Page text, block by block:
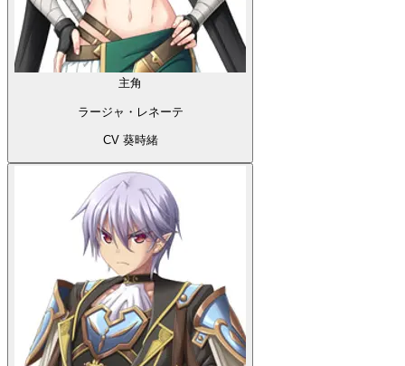
主角
ラージャ・レネーテ
CV 葵時緒